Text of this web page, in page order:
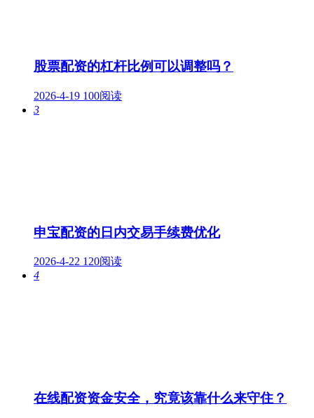
股票配资的杠杆比例可以调整吗？
2026-4-19 100阅读
3
申宝配资的日内交易手续费优化
2026-4-22 120阅读
4
在线配资资金安全，究竟该靠什么来守住？